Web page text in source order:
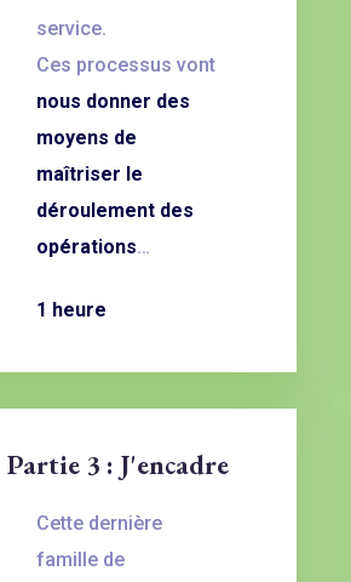
service.
Ces processus vont
nous donner des
moyens de
maîtriser le
déroulement des
opérations…
1 heure
Partie 3 : J'encadre
Cette dernière
famille de